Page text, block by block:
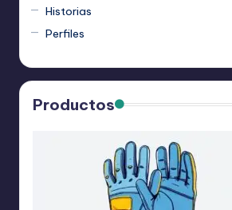
Historias
Perfiles
Productos